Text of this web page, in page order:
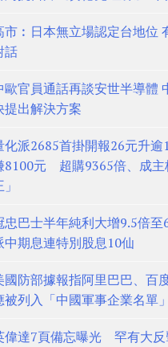
市︰日本無立場認定台地位
話
歐官員通話再談安世半導體
提出解決方案
化派2685首掛開報26元升逾
8100元 超購9365倍、成主
忠巴士半年純利大增9.5倍
中期息連特別股息10仙
國防部據報指阿里巴巴、百
被列入「中國軍事企業名單」
偉達7頁備忘曝光 罕有大反